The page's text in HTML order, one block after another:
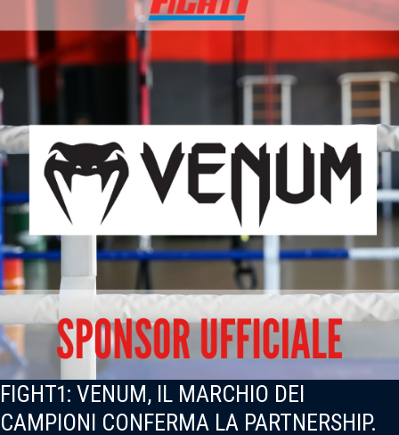
FIGHT1: VENUM, IL MARCHIO DEI
CAMPIONI CONFERMA LA PARTNERSHIP.